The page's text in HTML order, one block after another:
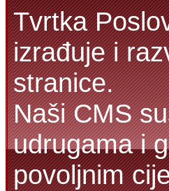
Tvrtka
izrađuje i
stranice.
Naši CMS
udrugama i
povoljnim